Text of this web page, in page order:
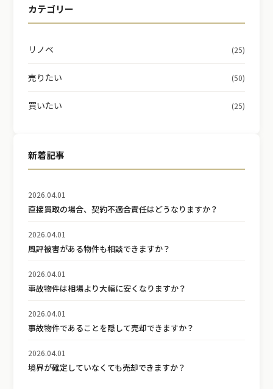
カテゴリー
リノベ (25)
売りたい (50)
買いたい (25)
新着記事
2026.04.01
直接買取の場合、契約不適合責任はどうなりますか？
2026.04.01
風評被害がある物件も相談できますか？
2026.04.01
事故物件は相場より大幅に安くなりますか？
2026.04.01
事故物件であることを隠して売却できますか？
2026.04.01
境界が確定していなくても売却できますか？